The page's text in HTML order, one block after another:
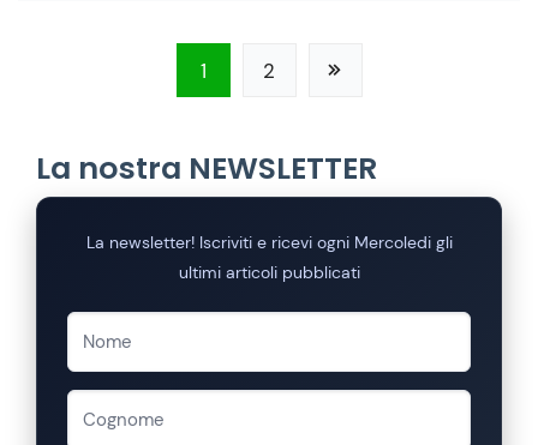
1 2
La nostra NEWSLETTER
La newsletter! Iscriviti e ricevi ogni Mercoledi gli
ultimi articoli pubblicati